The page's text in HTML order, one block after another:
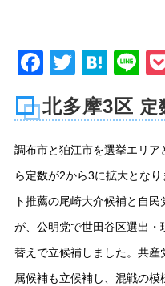
Facebook
Twitter
北多摩3区 定
調布市と狛江市を選挙エリ
ら定数が2から3に拡大とな
ト推薦の尾崎大介候補と自
が、公明党で世田谷区選出・
替えで立候補しました。共
属候補も立候補し、混戦の模